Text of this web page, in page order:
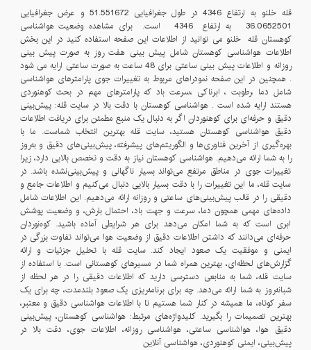
قلهخلنو به ارتفاع 4346
51.551672
36.0652501
4346
است. برای مشاهده وضعیت هواشناسی
کوهستان قلهخلنو می توانید از اطلاعات این صفحه استفاده کنید در این بخش
اطلاعات هواشناسی کوهستان شامل پیش بینی هفت روز به صورت پیش بینی
روزانه و اطلاعات پیش بینی ساعتی برای 48 ساعت به صورت ساعتی ارایه می شود
. همچنین در این صفحه نمودراهای مربوط به تغییرات جوی پارامترهای هواشناسی
شامل دما ،رطوبت ، ابرناکی ،سرعت باد که پارامترهای مهم در بحث کوهنوردی
هستند ارایه شده است . هواشناسی کوهستان با دقت بالا در سایت قله: پیش‌بینی
دقیق و حرفه‌ای برای کوهنوردان اگر به دنبال یک منبع مطمئن برای دریافت اطلاعات
دقیق هواشناسی کوهستان هستید، سایت قله بهترین انتخاب شماست. ما با
بهره‌گیری از آخرین فناوری‌ها و الگوریتم‌های پیشرفته، پیش‌بینی‌های دقیق و به‌روز
را به شما ارائه می‌دهیم. هواشناسی کوهستان نیاز به دقت و تخصص بالایی دارد، زیرا
تغییرات جوی در مناطق مرتفع می‌تواند بسیار ناگهانی و پیش‌بینی‌نشده باشد. در
سایت قله، ما این تغییرات را با دقت بسیار بالایی دنبال می‌کنیم و اطلاعات جامع و
دقیقی را در قالب پیش‌بینی‌های ساعتی و روزانه ارائه می‌دهیم. این اطلاعات شامل
داده‌های مهمی همچون دما، سرعت و جهت باد، احتمال بارش، و وضعیت پوشش
ابری است که به شما امکان می‌دهد برای هر شرایطی آماده باشید. کوه‌نوردان
حرفه‌ای می‌دانند که داشتن اطلاعات دقیق از وضعیت هوا می‌تواند تفاوت بزرگی در
ایمنی و موفقیت یک صعود ایجاد کند. سایت قله با تحلیل جزئیات و ارائه
گزارش‌های لحظه‌ای، بهترین همراه شما در مسیرهای کوهستانی است. با استفاده از
سایت قله، شما به منابعی دسترسی دارید که اطلاعات دقیقی را در هر لحظه از
شبانه‌روز به شما ارائه می‌دهد. چه برای برنامه‌ریزی یک صعود بلندمدت، چه برای یک
سفر کوتاه، ما همیشه در کنار شما هستیم تا با اطلاعات هواشناسی دقیق و معتبر،
بهترین تصمیمات را بگیرید. کلیدواژه‌های مرتبط: هواشناسی کوهستان، پیش‌بینی
دقیق هوا، هواشناسی ساعتی، هواشناسی روزانه، اطلاعات جوی، دقت بالا در
پیش‌بینی، ایمنی کوهنوردی، هواشناسی آنلاین